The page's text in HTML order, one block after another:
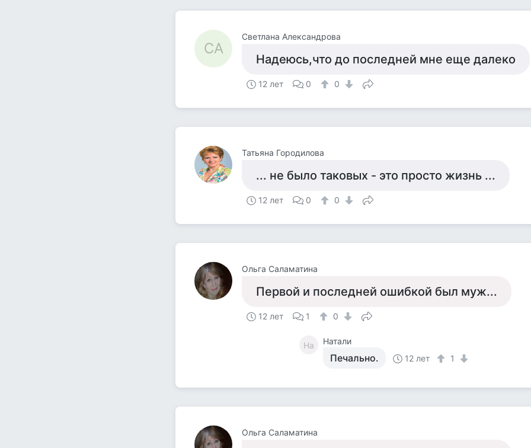
СА
Светлана Александрова
Надеюсь,что до последней мне еще далеко
12 лет 0 0
Татьяна Городилова
... не было таковых - это просто жизнь ...
12 лет 0 0
Ольга Саламатина
Первой и последней ошибкой был муж...
12 лет 1 0
На Натали
Печально. 12 лет 1
Ольга Саламатина